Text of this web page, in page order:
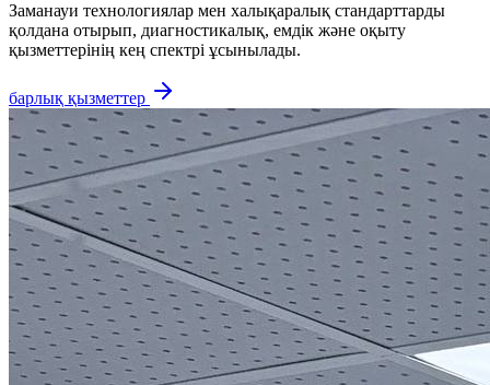
Заманауи технологиялар мен халықаралық стандарттарды
қолдана отырып, диагностикалық, емдік және оқыту
қызметтерінің кең спектрі ұсынылады.
барлық қызметтер